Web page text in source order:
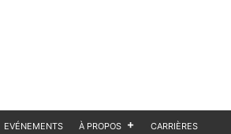
EVÉNEMENTS À PROPOS CARRIÈRES